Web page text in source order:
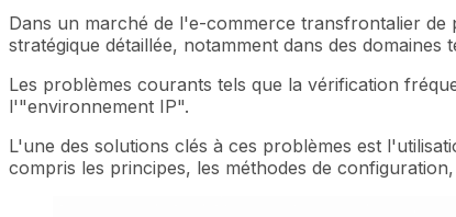
Dans un marché de l'e-commerce transfrontalier
stratégique détaillée, notamment dans des
Les problèmes courants tels que la vérification
l'"environnement IP".
L'une des solutions clés à ces problèmes est
compris les principes, les méthodes de